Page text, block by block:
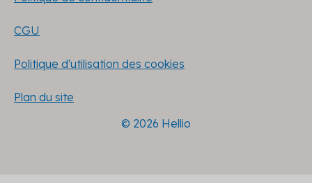
CGU
Politique d'utilisation des cookies
Plan du site
© 2026 Hellio